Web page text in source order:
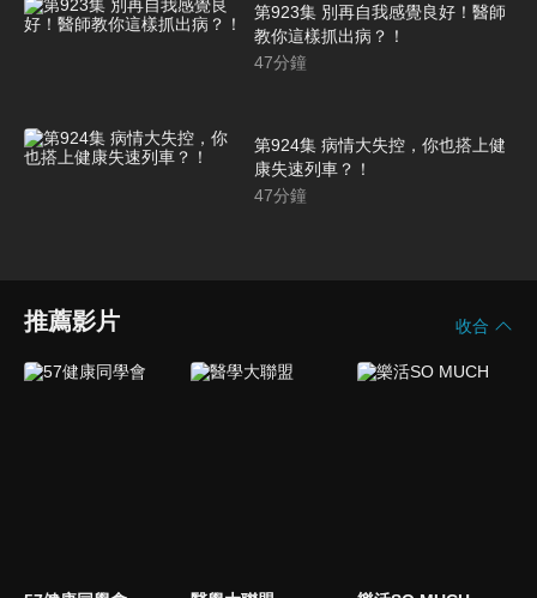
第923集 別再自我感覺良好！醫師
教你這樣抓出病？！
47分鐘
第924集 病情大失控，你也搭上健
康失速列車？！
47分鐘
推薦影片 收合